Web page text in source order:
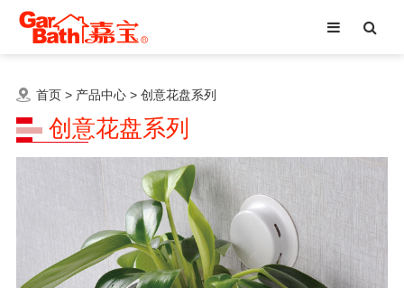
首页> 产品中心> 创意花盘系列
创意花盘系列